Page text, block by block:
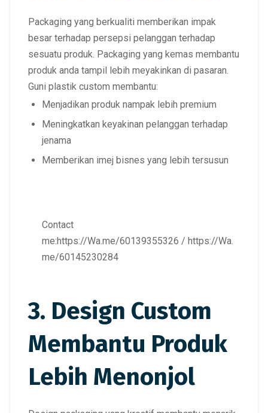
Packaging yang berkualiti memberikan impak
besar terhadap persepsi pelanggan terhadap
sesuatu produk. Packaging yang kemas membantu
produk anda tampil lebih meyakinkan di pasaran.
Guni plastik custom membantu:
Menjadikan produk nampak lebih premium
Meningkatkan keyakinan pelanggan terhadap
jenama
Memberikan imej bisnes yang lebih tersusun
Contact
me:https://Wa.me/60139355326 / https://Wa.
me/60145230284
3. Design Custom
Membantu Produk
Lebih Menonjol